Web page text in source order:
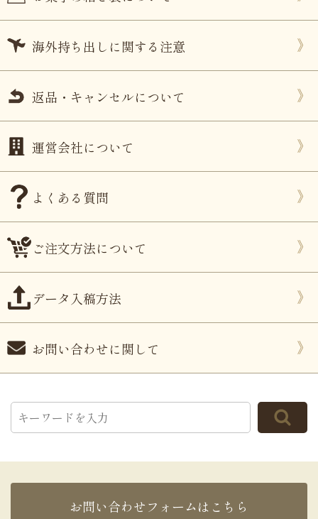
海外持ち出しに関する注意
返品・キャンセルについて
運営会社について
よくある質問
ご注文方法について
データ入稿方法
お問い合わせに関して
お問い合わせフォームはこちら